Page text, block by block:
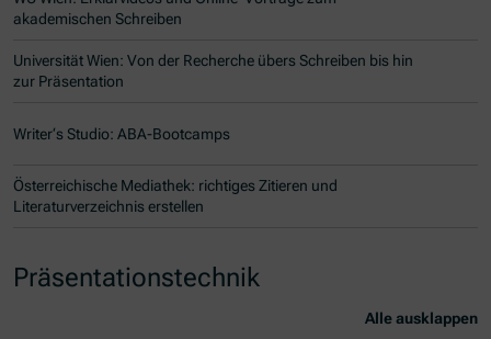
akademischen Schreiben
Universität Wien: Von der Recherche übers Schreiben bis hin
zur Präsentation
Writer‘s Studio: ABA-Bootcamps
Österreichische Mediathek: richtiges Zitieren und
Literaturverzeichnis erstellen
Präsentationstechnik
Alle ausklappen